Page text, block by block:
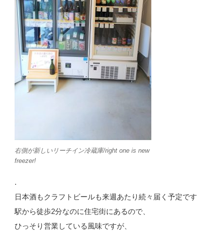
右側が新しいリーチイン冷蔵庫/right one is new
freezer!
.
日本酒もクラフトビールも来週あたり続々届く予定です
駅から徒歩2分なのに住宅街にあるので、
ひっそり営業している風味ですが、